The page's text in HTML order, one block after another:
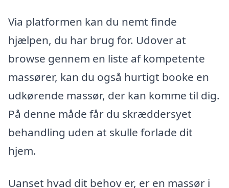
Via platformen kan du nemt finde
hjælpen, du har brug for. Udover at
browse gennem en liste af kompetente
massører, kan du også hurtigt booke en
udkørende massør, der kan komme til dig.
På denne måde får du skræddersyet
behandling uden at skulle forlade dit
hjem.
Uanset hvad dit behov er, er en massør i